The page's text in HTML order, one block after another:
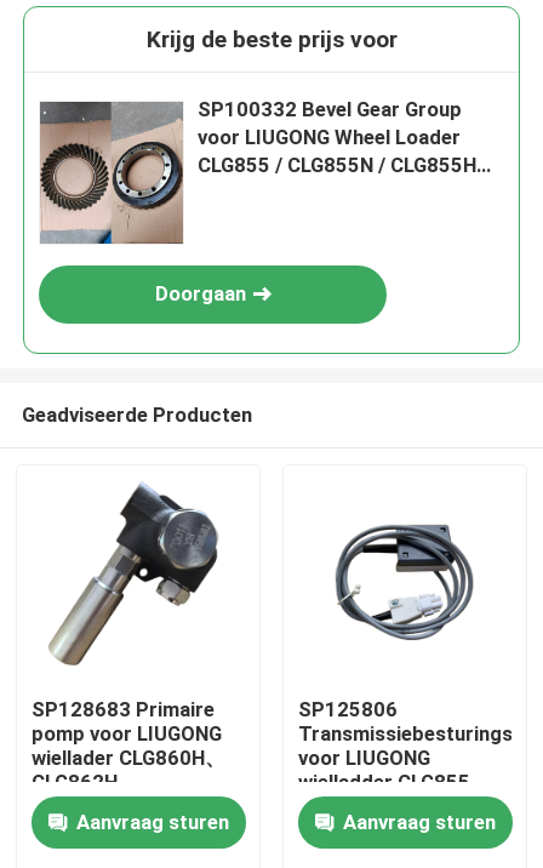
Huis
Producten
Krijg de beste prijs voor
SP100332 Bevel Gear Group
voor LIUGONG Wheel Loader
CLG855 / CLG855N / CLG855H、
Doorgaan
Geadviseerde Producten
SP128683 Primaire
pomp voor LIUGONG
wiellader CLG860H、
CLG862H、
CLG862N、
CLG870H、CLG888、
CLG890H、ZL50CN、
Aanvraag sturen
SP125806
voor LIUGONG
wielladder CLG855、
CLG856、CLG850H、
ZL50CN、ZL50CNX、
CLG860H、
Aanvraag sturen